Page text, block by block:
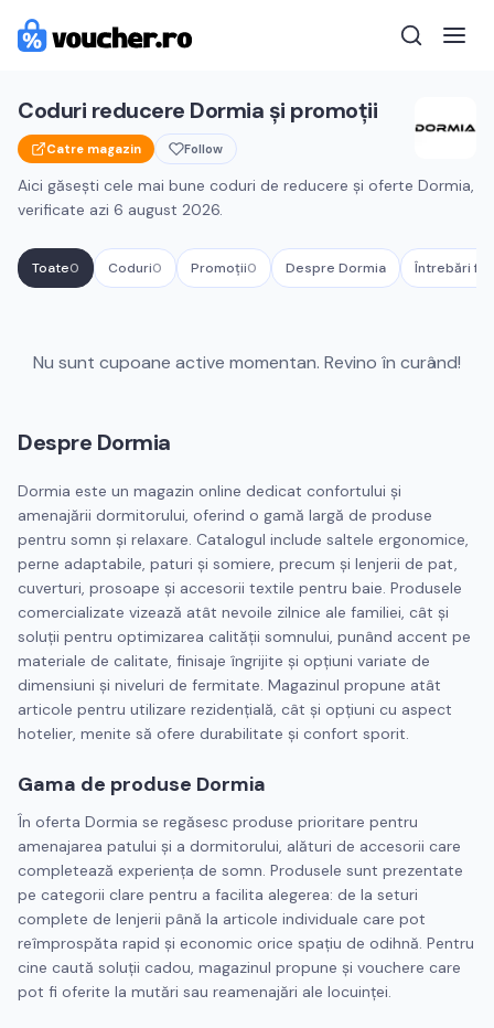
Coduri reducere Dormia și promoții
Catre magazin Follow
Aici găsești cele mai bune coduri de reducere și oferte Dormia,
verificate azi 6 august 2026.
Toate0 Coduri0 Promoții0 Despre Dormia Întrebări
Nu sunt cupoane active momentan. Revino în curând!
Despre Dormia
Dormia este un magazin online dedicat confortului și
amenajării dormitorului, oferind o gamă largă de produse
pentru somn și relaxare. Catalogul include saltele ergonomice,
perne adaptabile, paturi și somiere, precum și lenjerii de pat,
cuverturi, prosoape și accesorii textile pentru baie. Produsele
comercializate vizează atât nevoile zilnice ale familiei, cât și
soluții pentru optimizarea calității somnului, punând accent pe
materiale de calitate, finisaje îngrijite și opțiuni variate de
dimensiuni și niveluri de fermitate. Magazinul propune atât
articole pentru utilizare rezidențială, cât și opțiuni cu aspect
hotelier, menite să ofere durabilitate și confort sporit.
Gama de produse Dormia
În oferta Dormia se regăsesc produse prioritare pentru
amenajarea patului și a dormitorului, alături de accesorii care
completează experiența de somn. Produsele sunt prezentate
pe categorii clare pentru a facilita alegerea: de la seturi
complete de lenjerii până la articole individuale care pot
reîmprospăta rapid și economic orice spațiu de odihnă. Pentru
cine caută soluții cadou, magazinul propune și vouchere care
pot fi oferite la mutări sau reamenajări ale locuinței.